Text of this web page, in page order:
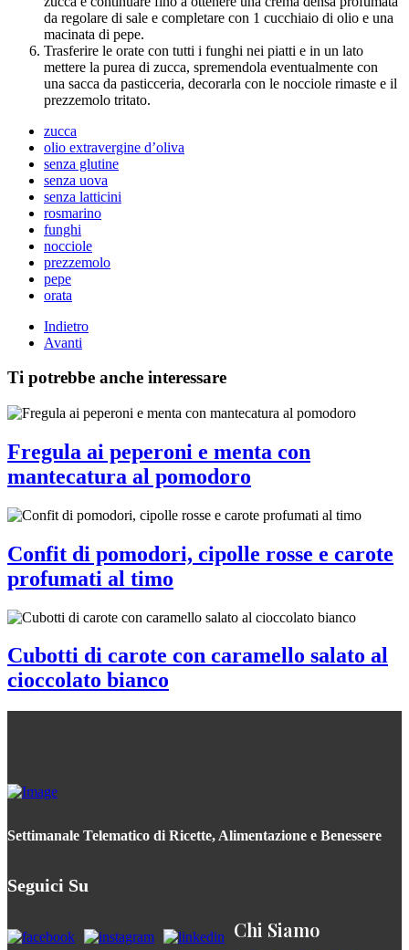
da regolare di sale e completare con 1 cucchiaio di olio e una
macinata di pepe.
Trasferire le orate con tutti i funghi nei piatti e in un lato
mettere la purea di zucca, spremendola eventualmente con
una sacca da pasticceria, decorarla con le nocciole rimaste e il
prezzemolo tritato.
zucca
olio extravergine d’oliva
senza glutine
senza uova
senza latticini
rosmarino
funghi
nocciole
prezzemolo
pepe
orata
Indietro
Avanti
Ti potrebbe anche interessare
Fregula ai peperoni e menta con
mantecatura al pomodoro
Confit di pomodori, cipolle rosse e carote
profumati al timo
Cubotti di carote con caramello salato al
cioccolato bianco
Settimanale Telematico di Ricette, Alimentazione e Benessere
Seguici Su
Chi Siamo